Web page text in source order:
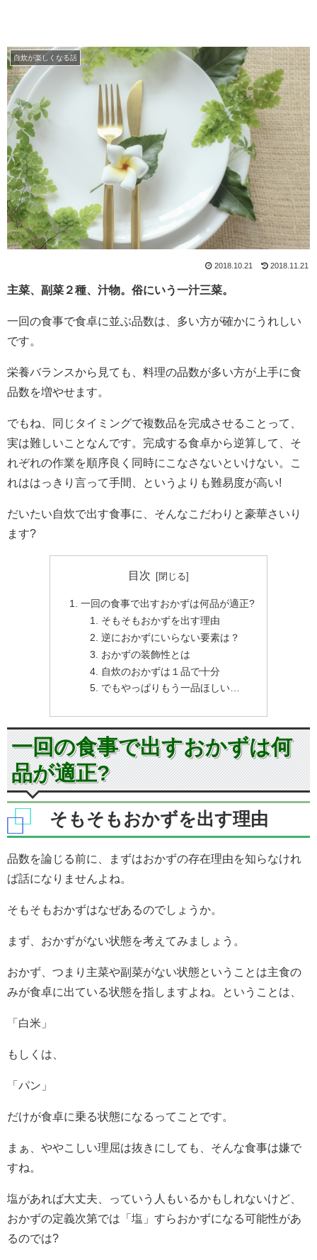
自炊が楽しくなる話
2018.10.21 2018.11.21
主菜、副菜２種、汁物。俗にいう一汁三菜。
一回の食事で食卓に並ぶ品数は、多い方が確かにうれしい
です。
栄養バランスから見ても、料理の品数が多い方が上手に食
品数を増やせます。
でもね、同じタイミングで複数品を完成させることって、
実は難しいことなんです。完成する食卓から逆算して、そ
れぞれの作業を順序良く同時にこなさないといけない。こ
れははっきり言って手間、というよりも難易度が高い!
だいたい自炊で出す食事に、そんなこだわりと豪華さいり
ます?
目次
一回の食事で出すおかずは何品が適正?
そもそもおかずを出す理由
逆におかずにいらない要素は？
おかずの装飾性とは
自炊のおかずは１品で十分
でもやっぱりもう一品ほしい…
一回の食事で出すおかずは何
品が適正?
そもそもおかずを出す理由
品数を論じる前に、まずはおかずの存在理由を知らなけれ
ば話になりませんよね。
そもそもおかずはなぜあるのでしょうか。
まず、おかずがない状態を考えてみましょう。
おかず、つまり主菜や副菜がない状態ということは主食の
みが食卓に出ている状態を指しますよね。ということは、
「白米」
もしくは、
「パン」
だけが食卓に乗る状態になるってことです。
まぁ、ややこしい理屈は抜きにしても、そんな食事は嫌で
すね。
塩があれば大丈夫、っていう人もいるかもしれないけど、
おかずの定義次第では「塩」すらおかずになる可能性があ
るのでは?